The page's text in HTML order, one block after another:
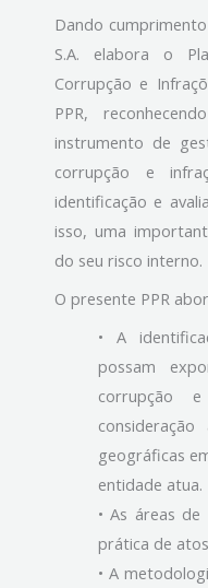
Dando cumprimento
S.A. elabora o
Corrupção e
PPR,
instrumento de
corrupção e
identificação e
isso, uma
do seu risco interno.
O presente PPR
• A
possam
corrupção
geográficas
entidade atua.
• As áreas
prática de
• A